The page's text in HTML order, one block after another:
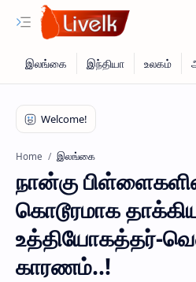
Home இலங்கை
நான்கு
கொடூரமாக
உத்தியோகத்தர்-
காரணம்..!